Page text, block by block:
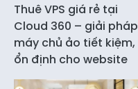
Thuê VPS giá rẻ tại
Cloud 360 – giải pháp
máy chủ ảo tiết kiệm,
ổn định cho website